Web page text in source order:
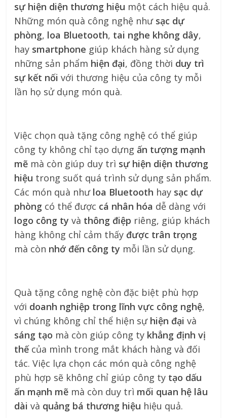
sự hiện diện thương hiệu một cách hiệu quả.
Những món quà công nghệ như sạc dự
phòng, loa Bluetooth, tai nghe không dây,
hay smartphone giúp khách hàng sử dụng
những sản phẩm hiện đại, đồng thời duy trì
sự kết nối với thương hiệu của công ty mỗi
lần họ sử dụng món quà.
Việc chọn quà tặng công nghệ có thể giúp
công ty không chỉ tạo dựngấn tượng mạnh
mẽ mà còn giúp duy trì sự hiện diện thương
hiệu trong suốt quá trình sử dụng sản phẩm.
Các món quà như loa Bluetooth hay sạc dự
phòng có thể được cá nhân hóa dễ dàng với
logo công ty và thông điệp riêng, giúp khách
hàng không chỉ cảm thấy được trân trọng
mà còn nhớ đến công ty mỗi lần sử dụng.
Quà tặng công nghệ còn đặc biệt phù hợp
với doanh nghiệp trong lĩnh vực công nghệ,
vì chúng không chỉ thể hiện sự hiện đại và
sáng tạo mà còn giúp công ty khẳng định vị
thếcủa mình trong mắt khách hàng và đối
tác. Việc lựa chọn các món quà công nghệ
phù hợp sẽ không chỉ giúp công ty tạo dấu
ấn mạnh mẽ mà còn duy trì mối quan hệ lâu
dài và quảng bá thương hiệu hiệu quả.